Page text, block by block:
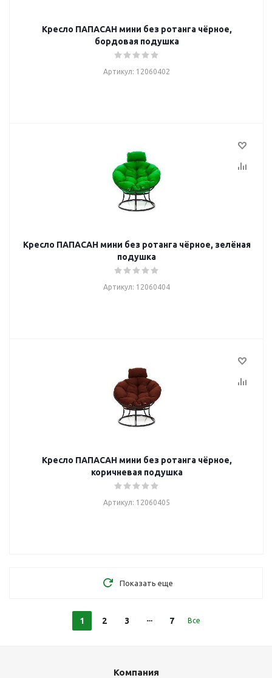
Кресло ПАПАСАН мини без ротанга чёрное,
бордовая подушка
Артикул: 12060402
Кресло ПАПАСАН мини без ротанга чёрное, зелёная
подушка
Артикул: 12060404
Кресло ПАПАСАН мини без ротанга чёрное,
коричневая подушка
Артикул: 12060405
Показать еще
1 2 3 7 Все
Компания